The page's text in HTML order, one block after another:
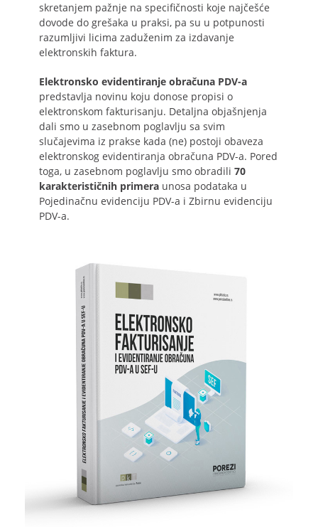
skretanjem pažnje na specifičnosti koje najčešće
dovode do grešaka u praksi, pa su u potpunosti
razumljivi licima zaduženim za izdavanje
elektronskih faktura.
Elektronsko evidentiranje obračuna PDV-a
predstavlja novinu koju donose propisi o
elektronskom fakturisanju. Detaljna objašnjenja
dali smo u zasebnom poglavlju sa svim
slučajevima iz prakse kada (ne) postoji obaveza
elektronskog evidentiranja obračuna PDV-a. Pored
toga, u zasebnom poglavlju smo obradili 70
karakterističnih primera unosa podataka u
Pojedinačnu evidenciju PDV-a i Zbirnu evidenciju
PDV-a.